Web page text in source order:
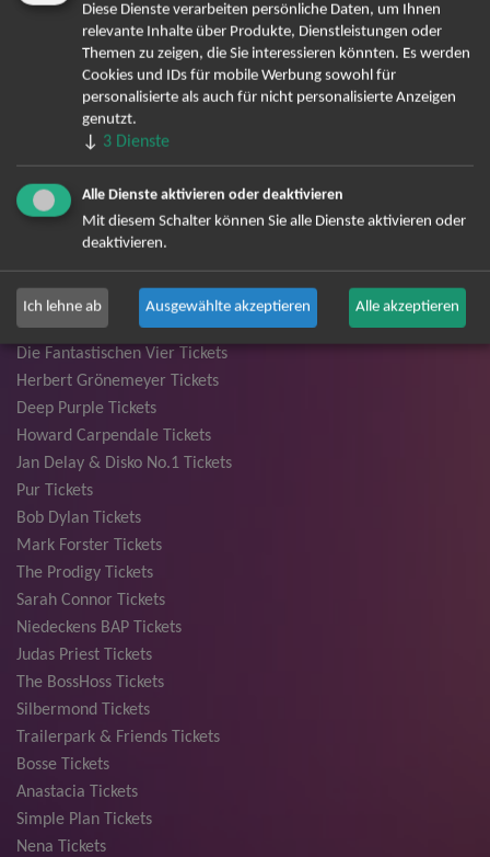
TOP-Events
André Rieu Tickets
David Garrett Tickets
Andrea Berg Tickets
Backstreet Boys Tickets
Unheilig Tickets
Santiano Tickets
Ina Müller Tickets
Bryan Adams Tickets
Andreas Gabalier Tickets
Die Fantastischen Vier Tickets
Herbert Grönemeyer Tickets
Deep Purple Tickets
Howard Carpendale Tickets
Jan Delay & Disko No.1 Tickets
Pur Tickets
Bob Dylan Tickets
Mark Forster Tickets
The Prodigy Tickets
Sarah Connor Tickets
Niedeckens BAP Tickets
Judas Priest Tickets
The BossHoss Tickets
Silbermond Tickets
Trailerpark & Friends Tickets
Bosse Tickets
Anastacia Tickets
Simple Plan Tickets
Nena Tickets
Diese Dienste verarbeiten persönliche Daten, um Ihnen
relevante Inhalte über Produkte, Dienstleistungen oder
Themen zu zeigen, die Sie interessieren könnten. Es werden
Cookies und IDs für mobile Werbung sowohl für
personalisierte als auch für nicht personalisierte Anzeigen
genutzt.
↓ 3 Dienste
Alle Dienste aktivieren oder deaktivieren
Mit diesem Schalter können Sie alle Dienste aktivieren oder
deaktivieren.
Ich lehne ab Ausgewählte akzeptieren Alle akzeptieren